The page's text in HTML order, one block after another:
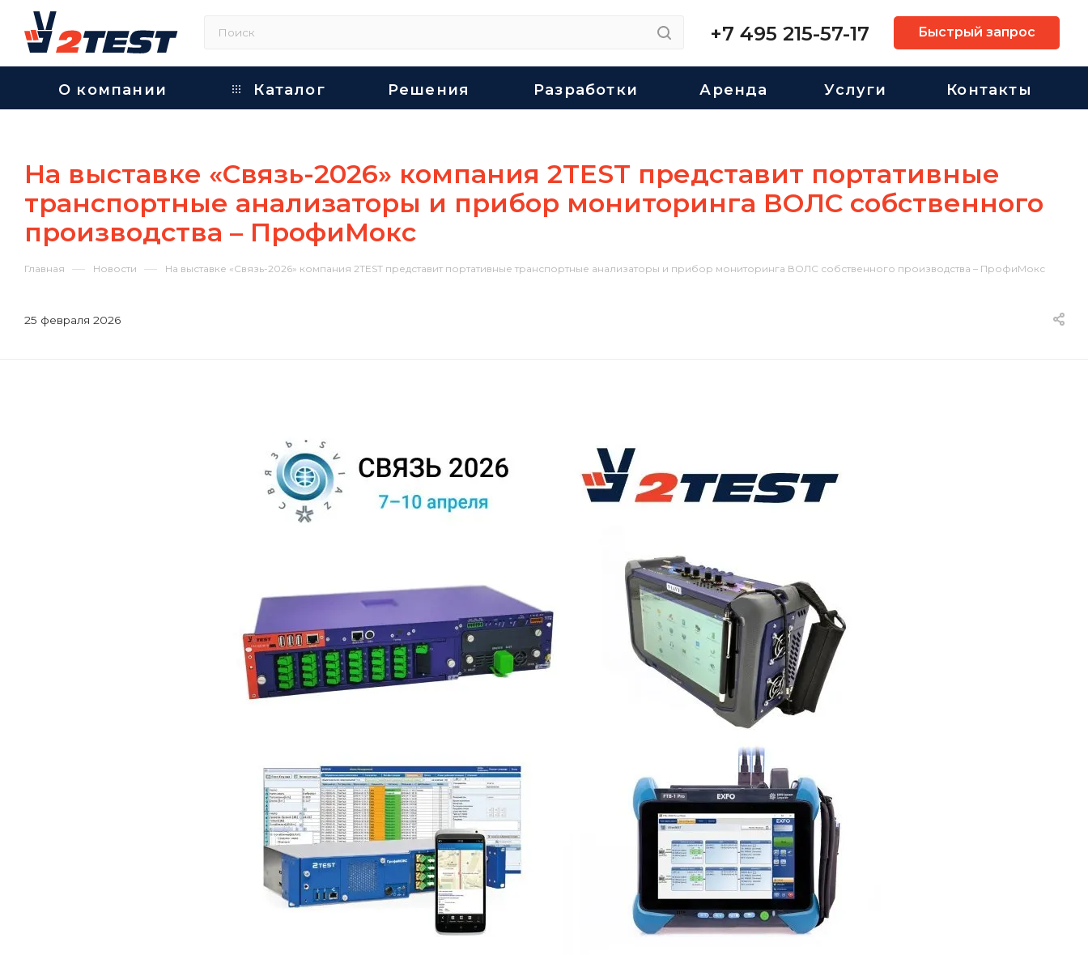
+7 495 215-57-17 Быстрый запрос
О компании Каталог Решения Разработки Аренда Услуги Контакты
На выставке «Связь-2026» компания 2TEST представит портативные
транспортные анализаторы и прибор мониторинга ВОЛС собственного
производства – ПрофиМокс
Главная — Новости — На выставке «Связь-2026» компания 2TEST представит портативные транспортные анализаторы и прибор мониторинга ВОЛС собственного производства – ПрофиМокс
25 февраля 2026